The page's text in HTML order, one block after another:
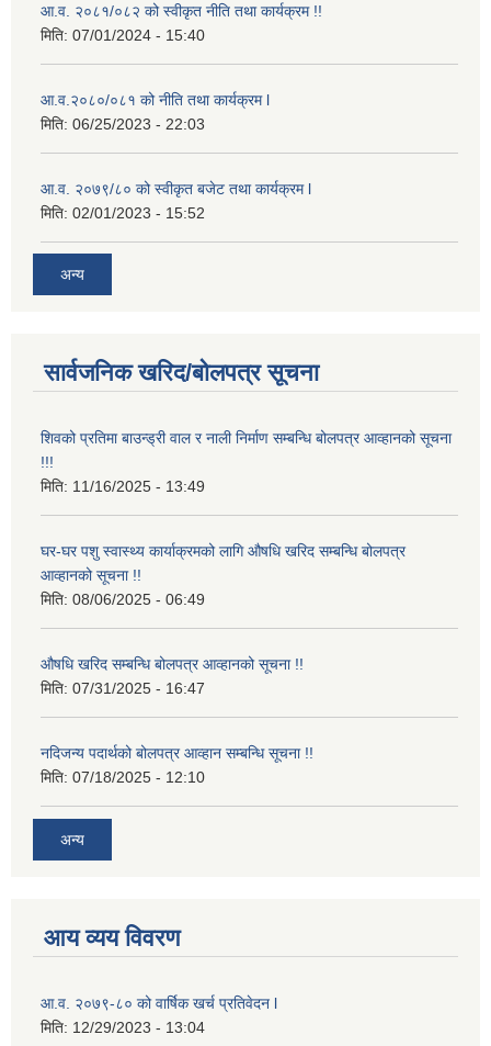
आ.व. २०८१/०८२ को स्वीकृत नीति तथा कार्यक्रम !!
मिति: 07/01/2024 - 15:40
आ.व.२०८०/०८१ को नीति तथा कार्यक्रम l
मिति: 06/25/2023 - 22:03
आ.व. २०७९/८० को स्वीकृत बजेट तथा कार्यक्रम l
मिति: 02/01/2023 - 15:52
अन्य
सार्वजनिक खरिद/बोलपत्र सूचना
शिवको प्रतिमा बाउन्ड्री वाल र नाली निर्माण सम्बन्धि बोलपत्र आव्हानको सूचना
!!!
मिति: 11/16/2025 - 13:49
घर-घर पशु स्वास्थ्य कार्याक्रमको लागि औषधि खरिद सम्बन्धि बोलपत्र
आव्हानको सूचना !!
मिति: 08/06/2025 - 06:49
औषधि खरिद सम्बन्धि बोलपत्र आव्हानको सूचना !!
मिति: 07/31/2025 - 16:47
नदिजन्य पदार्थको बोलपत्र आव्हान सम्बन्धि सूचना !!
मिति: 07/18/2025 - 12:10
अन्य
आय व्यय विवरण
आ.व. २०७९-८० को वार्षिक खर्च प्रतिवेदन l
मिति: 12/29/2023 - 13:04